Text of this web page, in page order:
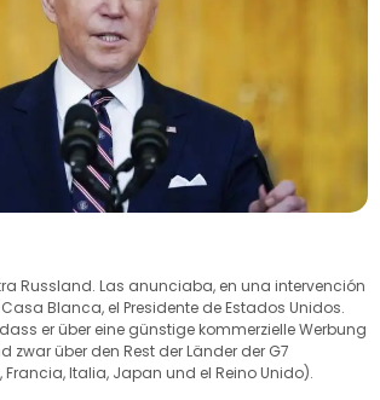
Russland. Las anunciaba, en una intervención
Blanca, el Presidente de Estados Unidos.
er über eine günstige kommerzielle Werbung
zwar über den Rest der Länder der G7
Italia, Japan und el Reino Unido).